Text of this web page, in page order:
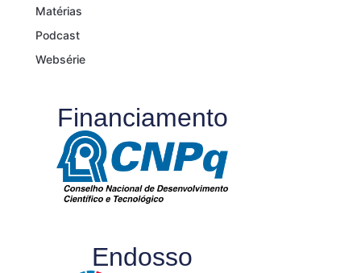
Matérias
Podcast
Websérie
Financiamento
Endosso